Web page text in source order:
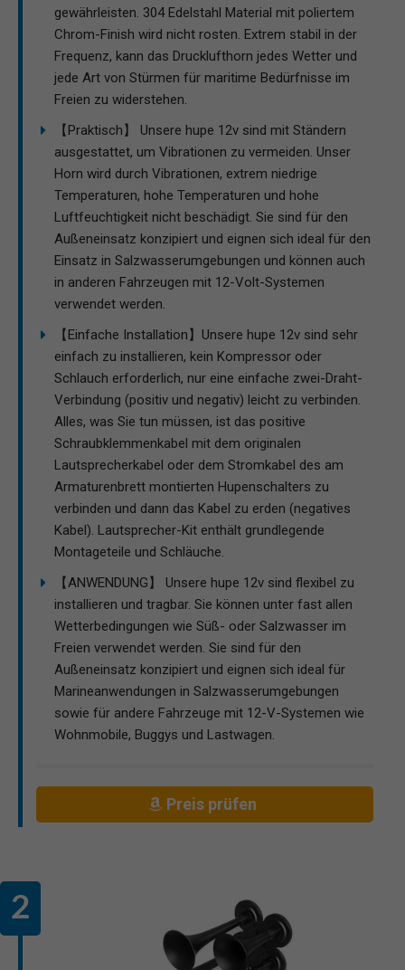
gewährleisten. 304 Edelstahl Material mit poliertem
Chrom-Finish wird nicht rosten. Extrem stabil in der
Frequenz, kann das Drucklufthorn jedes Wetter und
jede Art von Stürmen für maritime Bedürfnisse im
Freien zu widerstehen.
【Praktisch】 Unsere hupe 12v sind mit Ständern
ausgestattet, um Vibrationen zu vermeiden. Unser
Horn wird durch Vibrationen, extrem niedrige
Temperaturen, hohe Temperaturen und hohe
Luftfeuchtigkeit nicht beschädigt. Sie sind für den
Außeneinsatz konzipiert und eignen sich ideal für den
Einsatz in Salzwasserumgebungen und können auch
in anderen Fahrzeugen mit 12-Volt-Systemen
verwendet werden.
【Einfache Installation】Unsere hupe 12v sind sehr
einfach zu installieren, kein Kompressor oder
Schlauch erforderlich, nur eine einfache zwei-Draht-
Verbindung (positiv und negativ) leicht zu verbinden.
Alles, was Sie tun müssen, ist das positive
Schraubklemmenkabel mit dem originalen
Lautsprecherkabel oder dem Stromkabel des am
Armaturenbrett montierten Hupenschalters zu
verbinden und dann das Kabel zu erden (negatives
Kabel). Lautsprecher-Kit enthält grundlegende
Montageteile und Schläuche.
【ANWENDUNG】 Unsere hupe 12v sind flexibel zu
installieren und tragbar. Sie können unter fast allen
Wetterbedingungen wie Süß- oder Salzwasser im
Freien verwendet werden. Sie sind für den
Außeneinsatz konzipiert und eignen sich ideal für
Marineanwendungen in Salzwasserumgebungen
sowie für andere Fahrzeuge mit 12-V-Systemen wie
Wohnmobile, Buggys und Lastwagen.
Preis prüfen